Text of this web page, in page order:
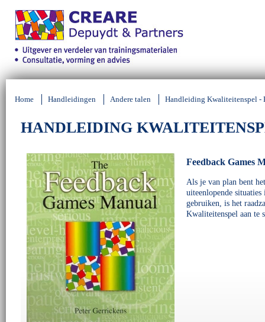
Home Handleidingen Andere talen Handleiding Kwaliteitenspel -
HANDLEIDING
Feedback Games
Als je van plan bent
uiteenlopende
gebruiken, is het
Kwaliteitenspel aan te